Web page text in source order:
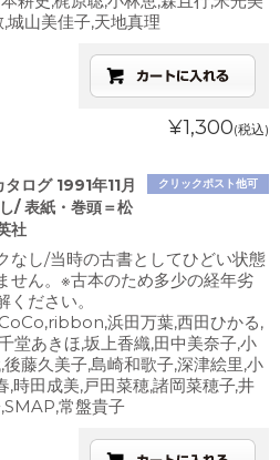
城山美佳子,天地真理
¥1,300(税込)
クリックポスト他可
ログ 1991年11月
/ 表紙・巻頭＝松
社
なし/当時の古書としてひどい状態
せん。※古本のため多少の経年劣
ください。
浜田万葉,西田ひかる,
堂あきほ,坂上香織,田中美奈子,小
藤久美子,島崎和歌子,深津絵里,小
時田成美,戸田菜穂,諸岡菜穂子,井
常盤貴子